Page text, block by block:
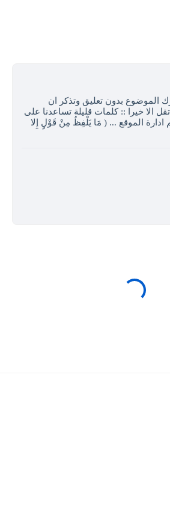
الموضوع بدون تعليق وتذكر ان
الا خيرا :: كلمات قليلة تساعدنا على
ادارة الموقع ... ( مَا يَلْفِظُ مِنْ قَوْلٍ إِلا